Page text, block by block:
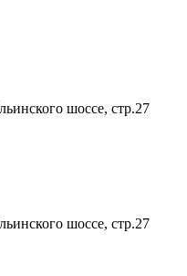
шоссе, стр.27
шоссе, стр.27